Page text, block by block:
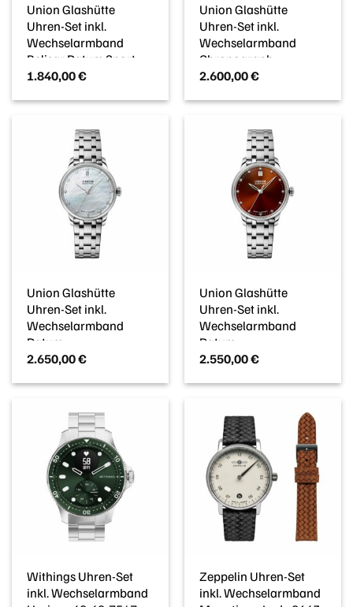
Union Glashütte
Uhren-Set inkl.
Wechselarmband
Belisar Datum Sport
D0099072705700
1.840,00€
Union Glashütte
Uhren-Set inkl.
Wechselarmband
Chronograph
D0114141601009
2.600,00€
Union Glashütte
Uhren-Set inkl.
Wechselarmband
Datum
D0132071111600
2.650,00€
Union Glashütte
Uhren-Set inkl.
Wechselarmband
Datum
D0132071129600
2.550,00€
Withings Uhren-Set
inkl. Wechselarmband
Zeppelin Uhren-Set
inkl. Wechselarmband